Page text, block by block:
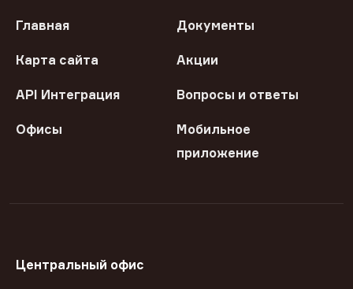
Главная Документы
Карта сайта Акции
API Интеграция Вопросы и ответы
Офисы
Мобильное
приложение
Центральный офис